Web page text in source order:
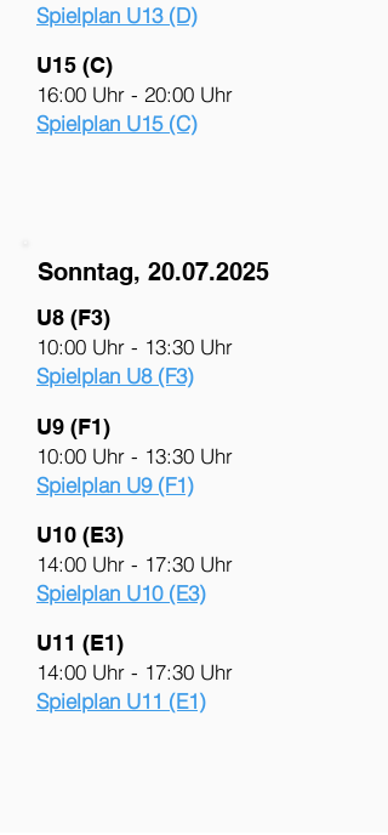
Spielplan U13 (D)
U15 (C)
16:00 Uhr - 20:00 Uhr
Spielplan U15 (C)
Sonntag, 20.07.2025
U8 (F3)
10:00 Uhr - 13:30 Uhr
Spielplan U8 (F3)
U9 (F1)
10:00 Uhr - 13:30 Uhr
Spielplan U9 (F1)
U10 (E3)
14:00 Uhr - 17:30 Uhr
Spielplan U10 (E3)
U11 (E1)
14:00 Uhr - 17:30 Uhr
Spielplan U11 (E1)